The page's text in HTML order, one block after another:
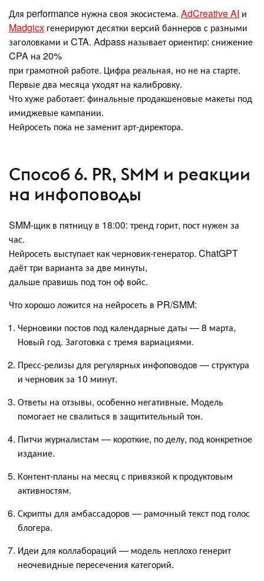
Для performance нужна своя экосистема. AdCreative AI и
Madgicx генерируют десятки версий баннеров с разными
заголовками и CTA. Adpass называет ориентир: снижение
CPA на 20%
при грамотной работе. Цифра реальная, но не на старте.
Первые два месяца уходят на калибровку.
Что хуже работает: финальные продакшеновые макеты под
имиджевые кампании.
Нейросеть пока не заменит арт-директора.
Способ 6. PR, SMM и реакции
на инфоповоды
SMM-щик в пятницу в 18:00: тренд горит, пост нужен за
час.
Нейросеть выступает как черновик-генератор. ChatGPT
даёт три варианта за две минуты,
дальше правишь под тон оф войс.
Что хорошо ложится на нейросеть в PR/SMM:
Черновики постов под календарные даты — 8 марта,
Новый год. Заготовка с тремя вариациями.
Пресс-релизы для регулярных инфоповодов — структура
и черновик за 10 минут.
Ответы на отзывы, особенно негативные. Модель
помогает не свалиться в защитительный тон.
Питчи журналистам — короткие, по делу, под конкретное
издание.
Контент-планы на месяц с привязкой к продуктовым
активностям.
Скрипты для амбассадоров — рамочный текст под голос
блогера.
Идеи для коллабораций — модель неплохо генерит
неочевидные пересечения категорий.